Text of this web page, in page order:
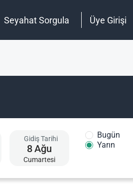
Seyahat Sorgula Üye Girişi
Gidiş Tarihi
8Ağu
Cumartesi
Bugün
Yarın